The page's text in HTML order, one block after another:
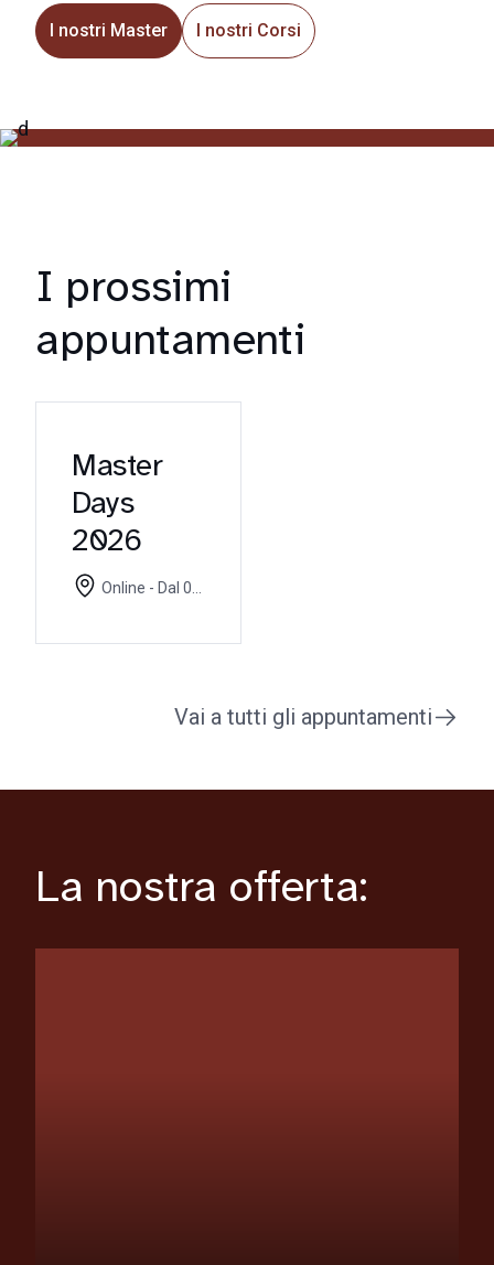
I nostri Master I nostri Corsi
I prossimi
appuntamenti
Master
Days
2026
Vai a tutti gli appuntamenti
La nostra offerta: